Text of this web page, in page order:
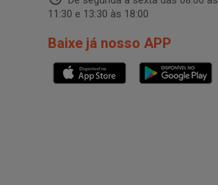
11:30 e 13:30 às 18:00
Baixe já nosso APP